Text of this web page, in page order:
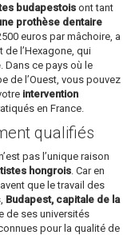
budapestois ont tant
prothèse dentaire
euros par mâchoire, a
l’Hexagone, qui
. Dans ce pays où le
de l’Ouest, vous pouvez
intervention
en France.
qualifiés
pas l’unique raison
hongrois . Car en
que le travail des
Budapest, capitale de la
de ses universités
pour la qualité de